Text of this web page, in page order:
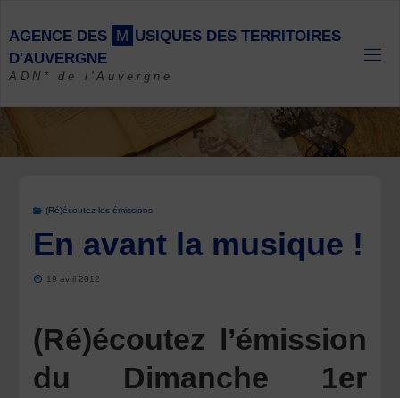
content
AGENCE DES M USIQUES DES TERRITOIRES
D'AUVERGNE
ADN* de l'Auvergne
(Ré)écoutez les émissions
En avant la musique !
19 avril 2012
(Ré)écoutez l’émission
du Dimanche 1er